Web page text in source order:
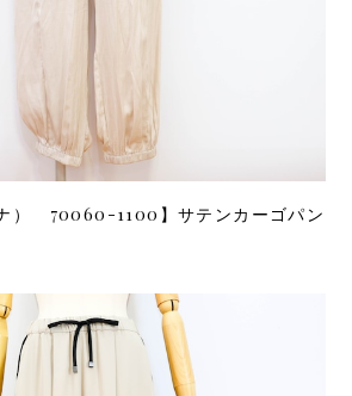
） 70060-1100】サテンカーゴパン